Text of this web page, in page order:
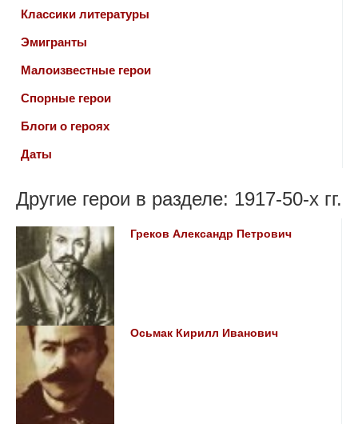
Классики литературы
Эмигранты
Малоизвестные герои
Спорные герои
Блоги о героях
Даты
Другие герои в разделе: 1917-50-х гг.
Греков Александр Петрович
Осьмак Кирилл Иванович